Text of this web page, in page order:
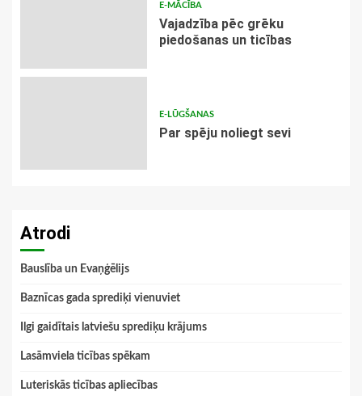
E-MĀCĪBA
Vajadzība pēc grēku
piedošanas un ticības
E-LŪGŠANAS
Par spēju noliegt sevi
Atrodi
Bauslība un Evaņģēlijs
Baznīcas gada sprediķi vienuviet
Ilgi gaidītais latviešu sprediķu krājums
Lasāmviela ticības spēkam
Luteriskās ticības apliecības